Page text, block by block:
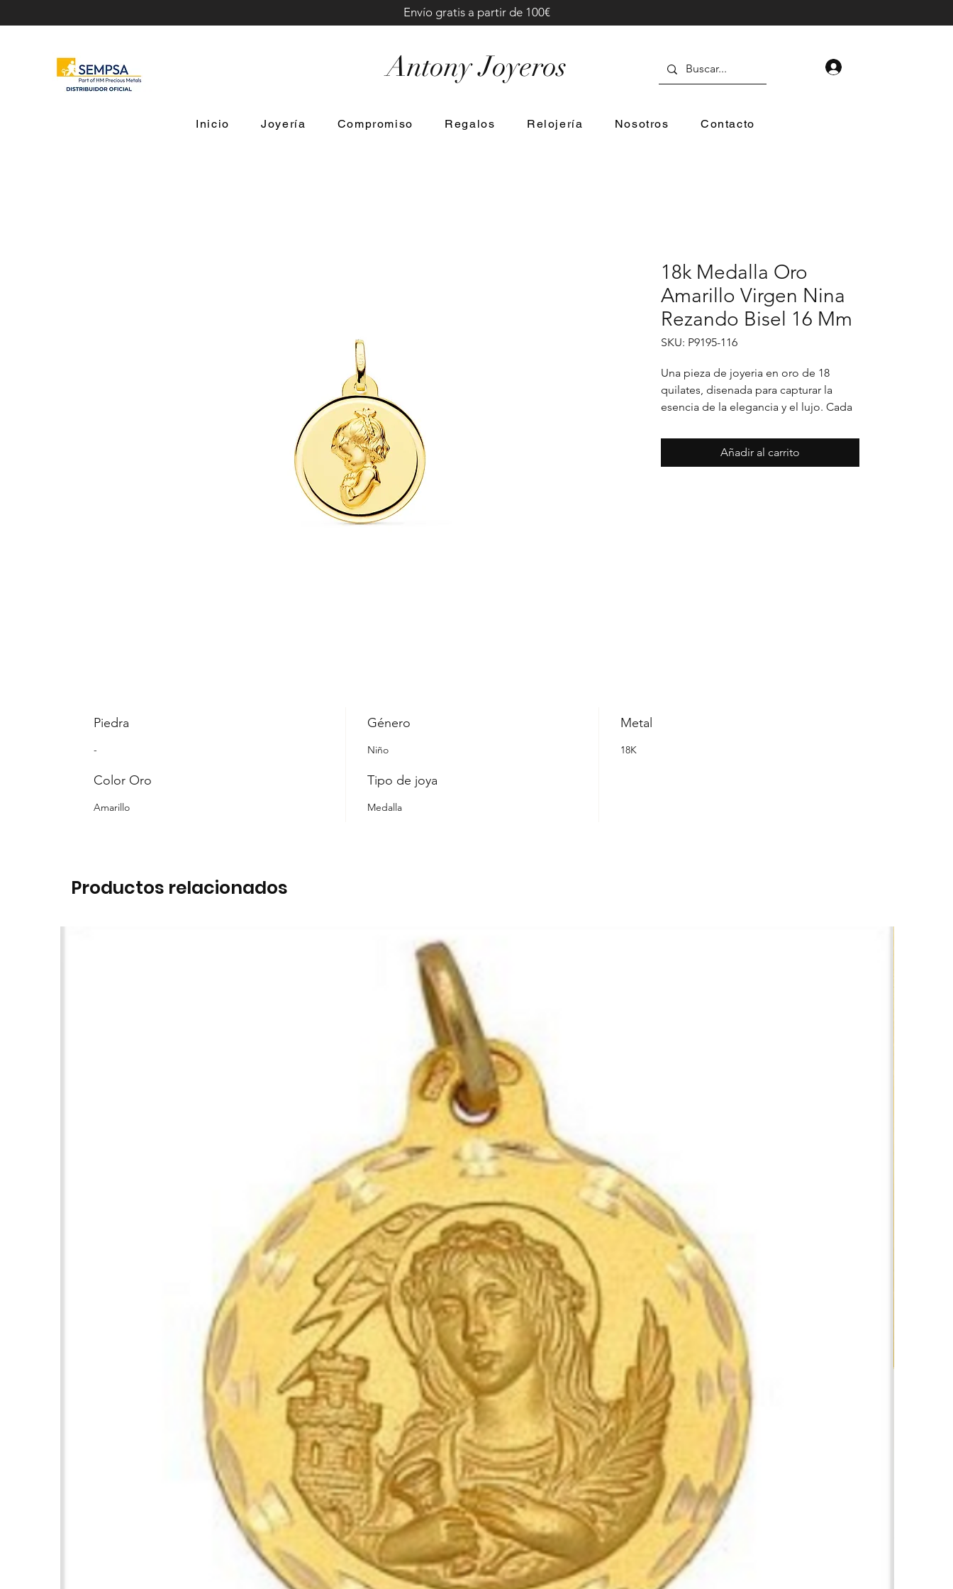
Antony Joyeros
Envío gratis a partir de 100€
Inicio Joyería Compromiso Regalos Relojería Nosotros Contacto
18k Medalla Oro
Amarillo Virgen Nina
Rezando Bisel 16 Mm
SKU: P9195-116
Una pieza de joyeria en oro de 18
quilates, disenada para capturar la
esencia de la elegancia y el lujo. Cada
unico, pensado para realzar cualquier
ocasion con distincion.
Añadir al carrito
Piedra
-
Género
Niño
Metal
18K
Color Oro
Amarillo
Tipo de joya
Medalla
Productos relacionados